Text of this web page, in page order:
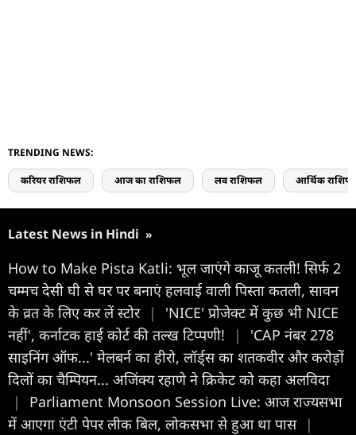
TRENDING NEWS:
करियर राशिफल आज का राशिफल लव राशिफल आर्थिक
Latest News in Hindi »
How to Make Pista Katli: भूल जाएंगे काजू कतली! सिर्फ 2
चम्मच देसी घी से घर पर बनाएं हलवाई वाली पिस्ता कतली, सावन
के व्रत के लिए कर लें स्टोर |
'NICE' प्रोजेक्ट में कुछ भी NICE
नहीं', कर्नाटक हाई कोर्ट की तल्ख टिप्पणी!
|
'CAP नंबर 278
साइनिंग ऑफ...' मेलबर्न का हीरो, लॉर्ड्स का शतकवीर और करोड़ों
दिलों का चैम्पियन... अजिंक्य रहाणे ने क्रिकेट को कहा अलविदा
|
Parliament Monsoon Session Live: आज राज्यसभा
में आएगा एंटी पेपर लीक बिल, लोकसभा से हुआ था पास |